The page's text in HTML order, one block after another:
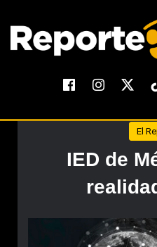
El
IED de